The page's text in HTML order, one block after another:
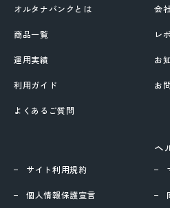
オルタナバンクとは
商品一覧
運用実績
利用ガイド
よくあるご質問
会
レ
お
お
ヘ
サイト利用規約
個人情報保護宣言
ブサイトではありま
移動する